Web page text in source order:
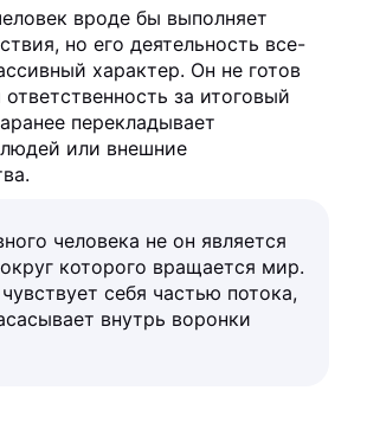
вроде бы выполняет
но его деятельность все-
характер. Он не готов
ответственность за итоговый
перекладывает
или внешние
человека не он является
которого вращается мир.
себя частью потока,
внутрь воронки